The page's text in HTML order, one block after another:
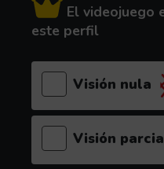
El videojuego
este perfil
Visión nula
Visión